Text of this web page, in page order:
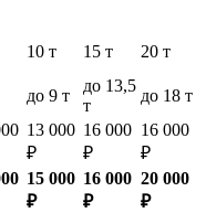
10 т 15 т 20 т
до 9 т
до 13,5
т
до 18 т
13 000
₽
16 000
₽
16 000
₽
15 000
₽
16 000
₽
20 000
₽